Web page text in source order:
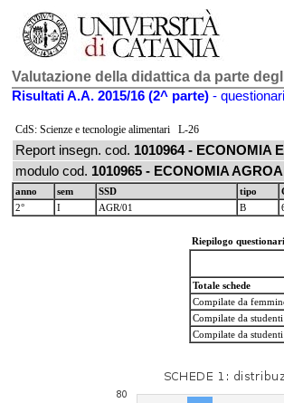
Valutazione della didattica da parte
Risultati A.A. 2015/16 (2^ parte) -
CdS: Scienze e tecnologie alimentari L-26
Report insegn. cod. 1010964 - ECONOMIA
modulo cod. 1010965 - ECONOMIA
anno sem SSD tipo
2°
I AGR/01 B
Riepilogo
Totale schede
Compilate da
Compilate da studenti
Compilate da